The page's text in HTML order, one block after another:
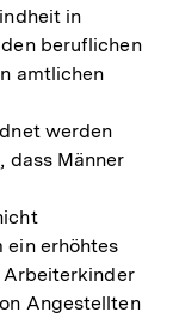
in
beruflichen
amtlichen
werden
dass Männer
ein erhöhtes
Arbeiterkinder
Angestellten